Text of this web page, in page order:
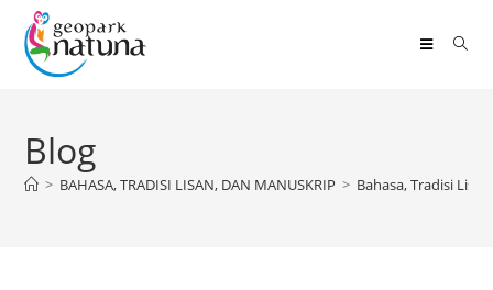
Blog
> BAHASA, TRADISI LISAN, DAN MANUSKRIP > Bahasa, Tradisi